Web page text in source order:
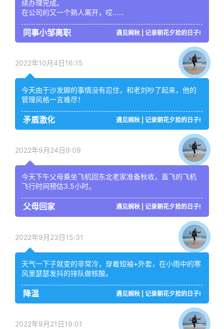
续办理完成。
在公司的又一个熟人离开，哎……
同事小邹离职 遇见婉秋 | 记录朝花夕拾的日子!
2022年10月4日16:15
今天由于沙发脚的事情没有忍住，和老刘吵了起来，他的
管理风格一言难尽！
矛盾激化 遇见婉秋 | 记录朝花夕拾的日子!
2022年9月24日9:09
今天下午父母乘坐飞机回东北老家准备秋收，直飞的飞机
飞行时间预估3.5小时。
父母回家 遇见婉秋 | 记录朝花夕拾的日子!
2022年9月23日15:31
天气一下子就变的非常冷，穿着短袖+外套，在小雨中的寒
风里瑟瑟发抖的排队做核酸。
降温 遇见婉秋 | 记录朝花夕拾的日子!
2022年9月21日19:01